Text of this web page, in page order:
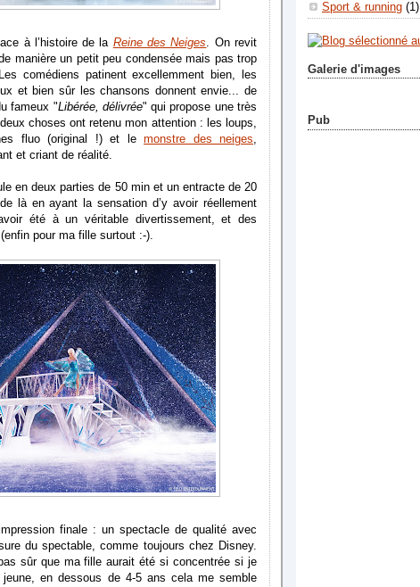
à l’histoire de la Reine des Neiges. On revit
manière un petit peu condensée mais pas trop
comédiens patinent excellemment bien, les
et bien sûr les chansons donnent envie... de
fameux "Libérée, délivrée" qui propose une très
choses ont retenu mon attention : les loups,
fluo (original !) et lemonstre des neiges,
et criant de réalité.
en deux parties de 50 min et un entracte de 20
là en ayant la sensation d’y avoir réellement
été à un véritable divertissement, et des
pour ma fille surtout :-).
finale : un spectacle de qualité avec
du spectable, comme toujours chez Disney.
sûr que ma fille aurait été si concentrée si je
jeune, en dessous de 4-5 ans cela me semble
Sport & running (1)
Galerie d'images
Pub